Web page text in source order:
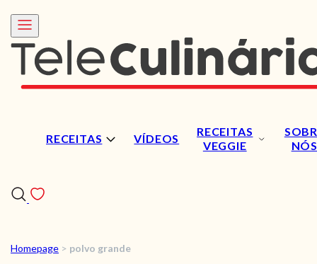
RECEITAS VÍDEOS
RECEITAS
VEGGIE
NÓS
Homepage > polvo grande